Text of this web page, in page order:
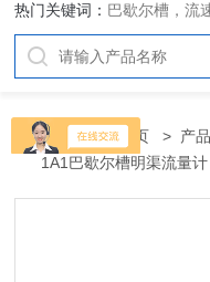
热门关键词： 巴歇尔槽，流
当前位置：首页 > 产
1A1巴歇尔槽明渠流量计